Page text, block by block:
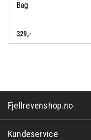
Bag
329,-
Fjellrevenshop.no
Kundeservice